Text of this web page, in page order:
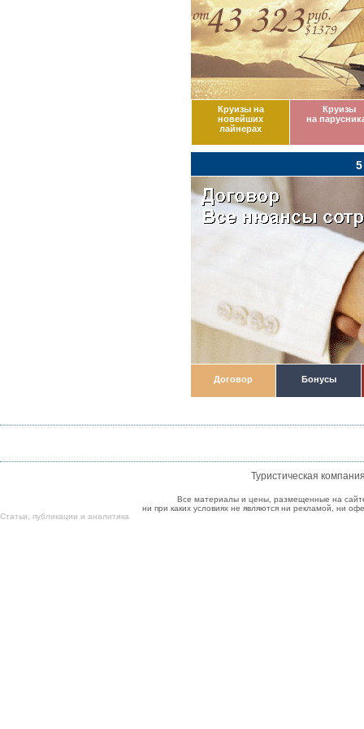
Круизы на
новейших
лайнерах
Круизы
на
Договор Бонусы
Туристическая
Все материалы и цены, размещенные на
ни при каких условиях не являются ни рекламой, ни
Cтатьи
публикации и аналитика